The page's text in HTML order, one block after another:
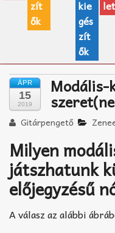
TOP100 nóta
Zeneiskolák
Zeneszerzés alapjai
Akkord-kotta
TABok
Improvizáció
zít
ők
kie
gés
zít
ők
let
ÁPR
15
2019
Modális-
Gitárpengető
Milyen
játszhatunk
előjegyzésű
A válasz az alábbi